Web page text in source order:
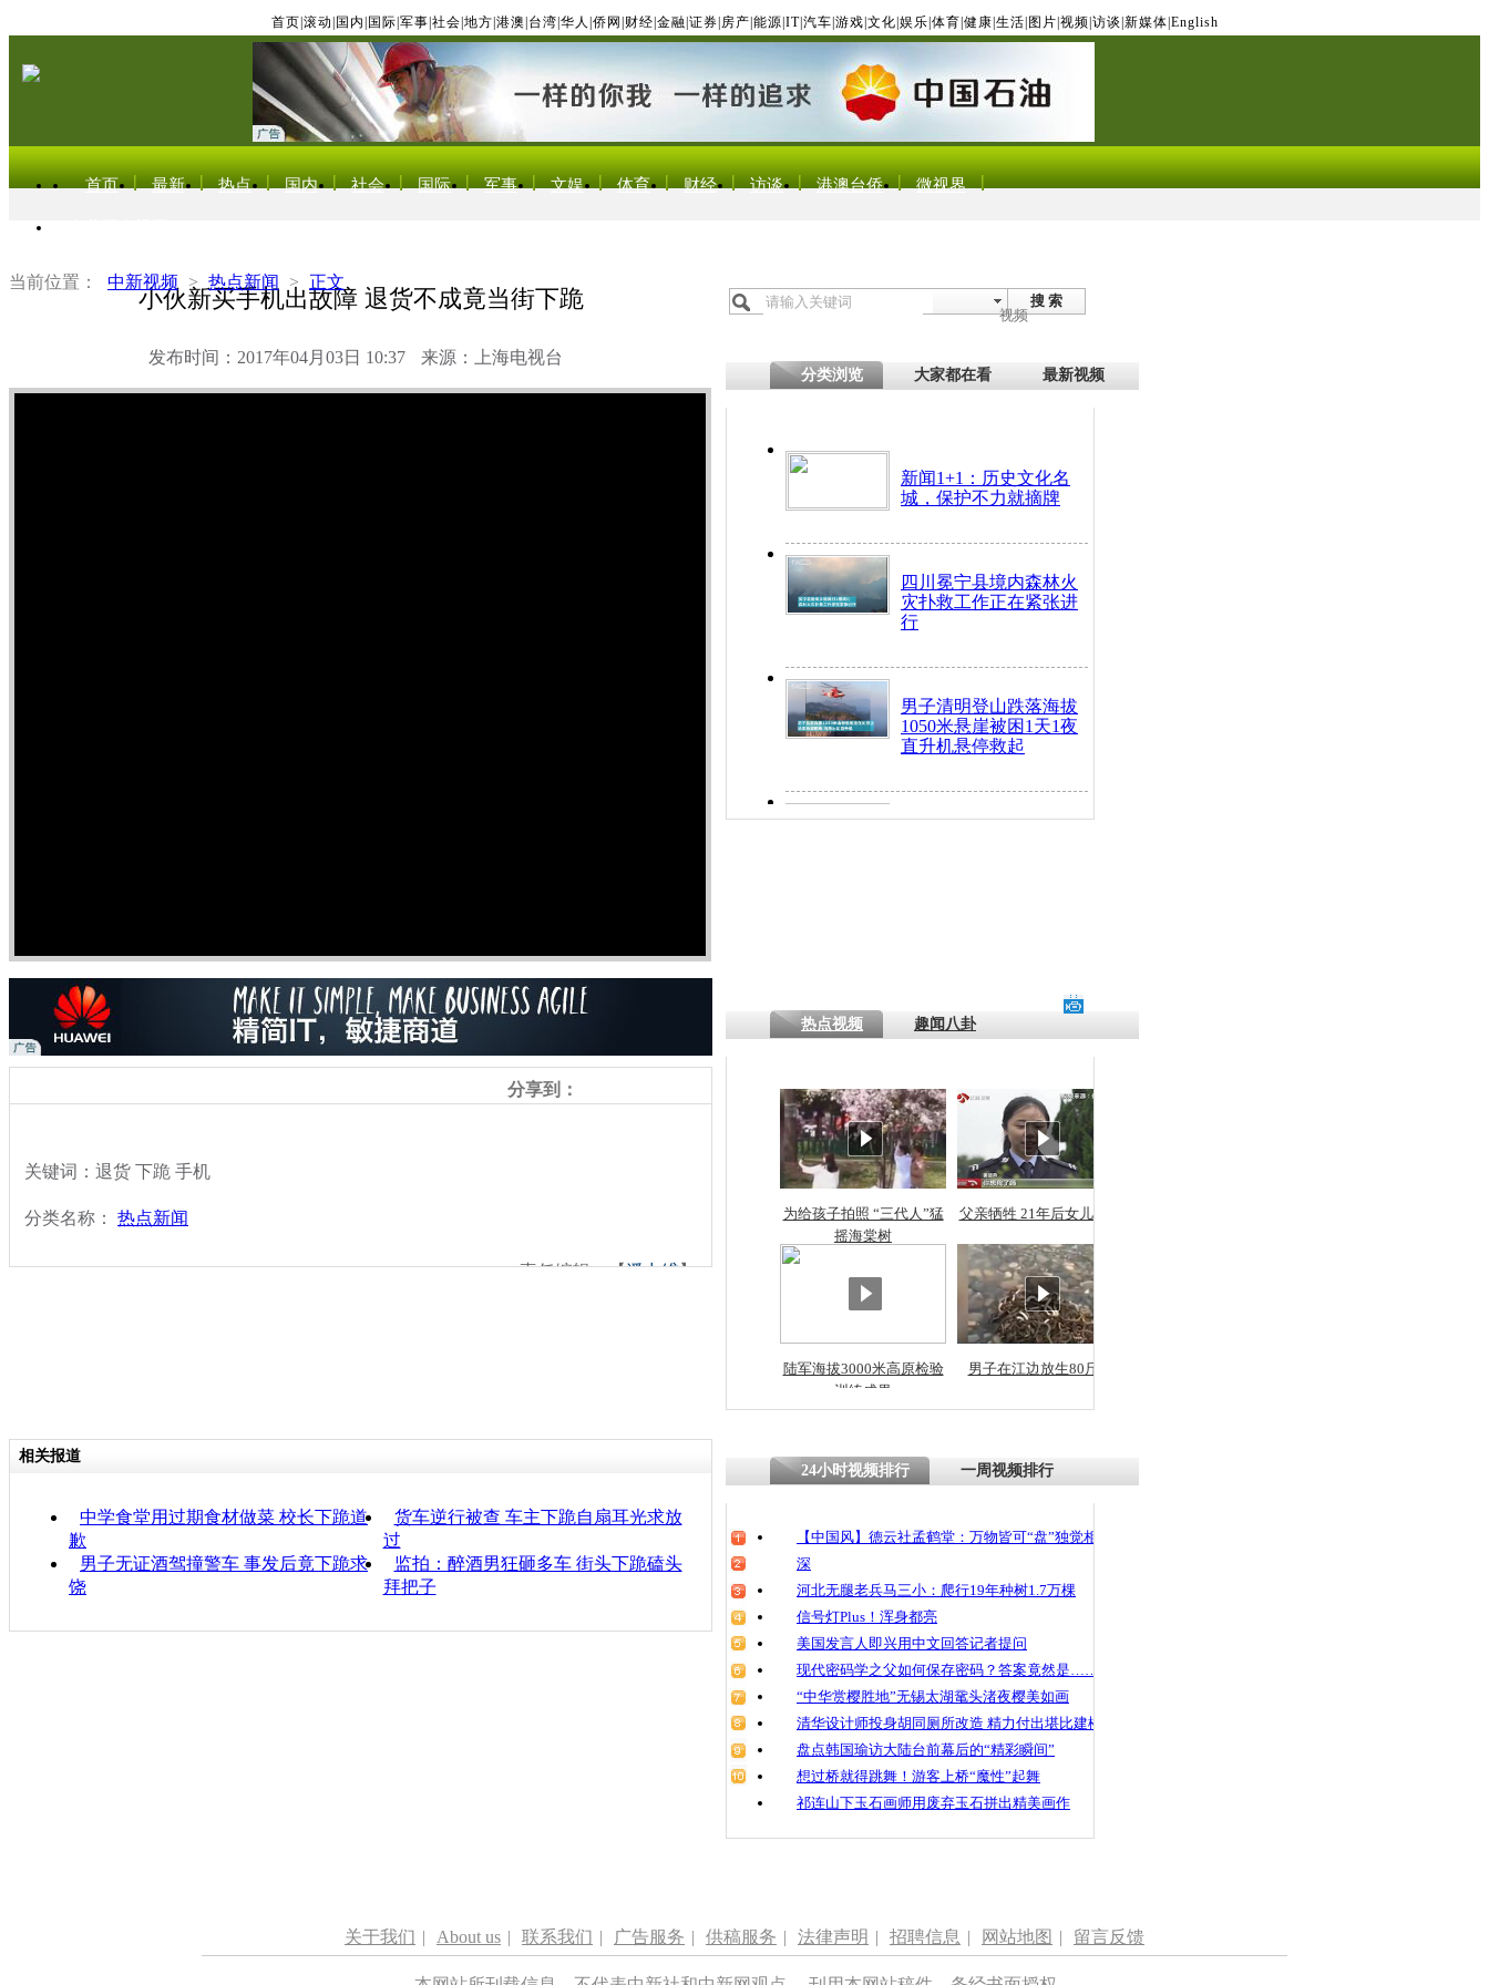
首页 滚动 国内 国际 军事 社会 地方 港澳 台湾 华人 侨网 财经 金融 证券 房产 能源 IT| 汽车 游戏 文化 娱乐 体育 健康 生活 图片 视频 访谈 新媒体 English
首页 最新 热点 国内 社会 国际 军事 文娱 体育 财经 访谈 港澳台侨 微视界
当前位置： 中新视频 > 热点新闻 > 正文
小伙新买手机出故障 退货不成竟当街下跪
发布时间：2017年04月03日 10:37 来源：上海电视台
搜 索
视频
分类浏览 大家都在看 最新视频
新闻1+1：历史文化名
城，保护不力就摘牌
四川冕宁县境内森林火
灾扑救工作正在紧张进
行
男子清明登山跌落海拔
1050米悬崖被困1天1夜
直升机悬停救起
探访传承四千年传统习
俗：近万民众为娥皇女
英省亲送行
小伙骑车逆行被查情绪
崩溃 网上回答崩溃原
四川兴文苗乡上万人欢
魂
小伙退货不成竟当街下
跪
分享到：
关键词：退货 下跪 手机
分类名称： 热点新闻
责任编辑：【潘力维】
热点视频 趣闻八卦
为给孩子拍照 “三代人”猛
摇海棠树
父亲牺牲 21年后女儿从警
陆军海拔3000米高原检验
训练成果
男子在江边放生80斤蛇
相关报道
中学食堂用过期食材做菜 校长下跪道
歉
货车逆行被查 车主下跪自扇耳光求放
过
男子无证酒驾撞警车 事发后竟下跪求
饶
监拍：醉酒男狂砸多车 街头下跪磕头
拜把子
24小时视频排行 一周视频排行
【中国风】德云社孟鹤堂：万物皆可“盘”独觉相声
深
河北无腿老兵马三小：爬行19年种树1.7万棵
信号灯Plus！浑身都亮
美国发言人即兴用中文回答记者提问
现代密码学之父如何保存密码？答案竟然是……
“中华赏樱胜地”无锡太湖鼋头渚夜樱美如画
清华设计师投身胡同厕所改造 精力付出堪比建楼
盘点韩国瑜访大陆台前幕后的“精彩瞬间”
想过桥就得跳舞！游客上桥“魔性”起舞
祁连山下玉石画师用废弃玉石拼出精美画作
关于我们 | About us | 联系我们 | 广告服务 | 供稿服务 | 法律声明 | 招聘信息 | 网站地图 | 留言反馈